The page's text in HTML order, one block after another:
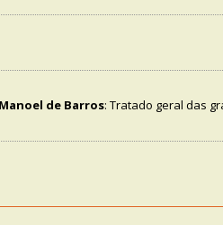
de Barros: Tratado geral das